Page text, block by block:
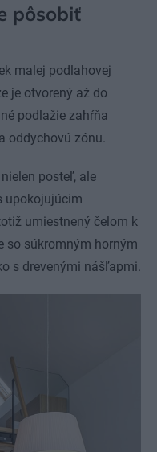
pôsobiť
malej podlahovej
je otvorený až do
podlažie zahŕňa
oddychovú zónu.
posteľ, ale
upokojujúcim
umiestnený čelom k
so súkromným horným
s drevenými nášľapmi.